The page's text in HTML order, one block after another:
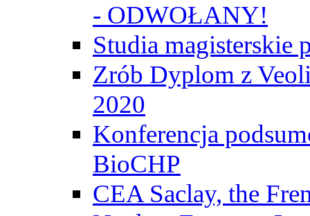
- ODWOŁANY!
Studia magisterskie
Zrób Dyplom z
2020
Konferencja
BioCHP
CEA Saclay, the